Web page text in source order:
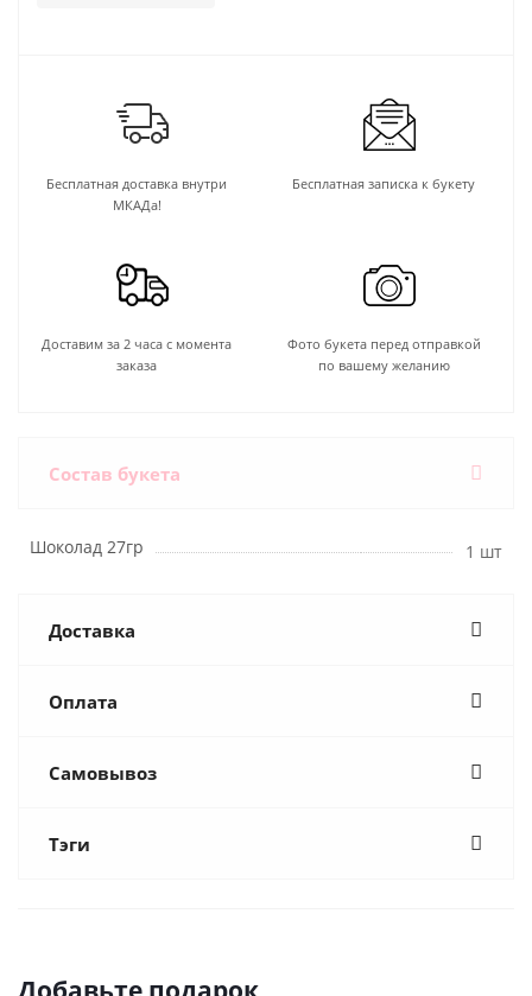
Бесплатная доставка внутри
МКАДа!
Бесплатная записка к букету
Доставим за 2 часа с момента
заказа
Фото букета перед отправкой
по вашему желанию
Состав букета
Шоколад 27гр 1 шт
Доставка
Оплата
Самовывоз
Тэги